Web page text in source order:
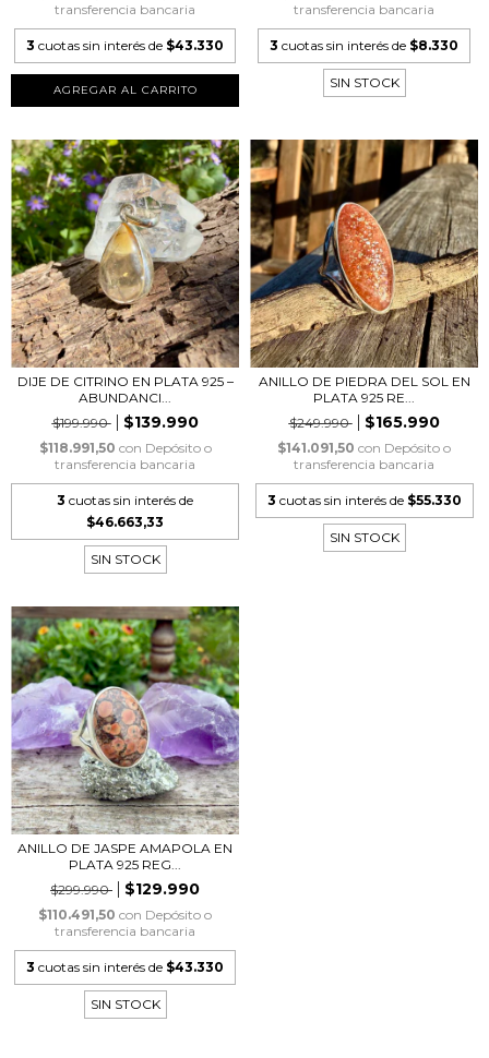
transferencia bancaria
3 cuotas sin interés de $43.330
transferencia bancaria
3 cuotas sin interés de $8.330
SIN STOCK
DIJE DE CITRINO EN PLATA 925 –
ABUNDANCI...
$199.990
$139.990
$118.991,50 con Depósito o
transferencia bancaria
3 cuotas sin interés de
$46.663,33
SIN STOCK
ANILLO DE PIEDRA DEL SOL EN
PLATA 925 RE...
$249.990
$165.990
$141.091,50 con Depósito o
transferencia bancaria
3 cuotas sin interés de $55.330
SIN STOCK
ANILLO DE JASPE AMAPOLA EN
PLATA 925 REG...
$299.990
$129.990
$110.491,50 con Depósito o
transferencia bancaria
3 cuotas sin interés de $43.330
SIN STOCK